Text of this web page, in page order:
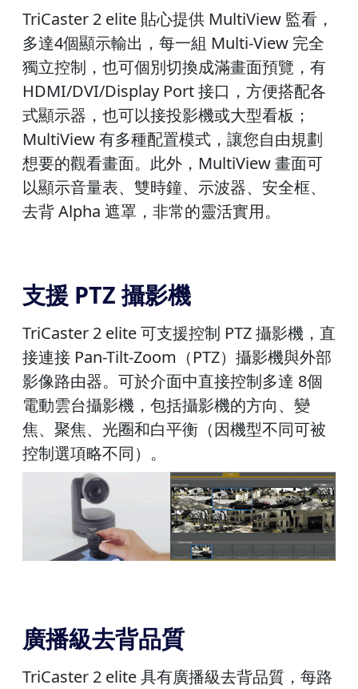
TriCaster 2 elite 貼心提供 MultiView 監看，
多達4個顯示輸出，每一組 Multi-View 完全
獨立控制，也可個別切換成滿畫面預覽，有
HDMI/DVI/Display Port 接口，方便搭配各
式顯示器，也可以接投影機或大型看板；
MultiView 有多種配置模式，讓您自由規劃
想要的觀看畫面。此外，MultiView 畫面可
以顯示音量表、雙時鐘、示波器、安全框、
去背 Alpha 遮罩，非常的靈活實用。
支援 PTZ 攝影機
TriCaster 2 elite 可支援控制 PTZ 攝影機，直
接連接 Pan-Tilt-Zoom（PTZ）攝影機與外部
影像路由器。可於介面中直接控制多達 8個
電動雲台攝影機，包括攝影機的方向、變
焦、聚焦、光圈和白平衡（因機型不同可被
控制選項略不同）。
廣播級去背品質
TriCaster 2 elite 具有廣播級去背品質，每路